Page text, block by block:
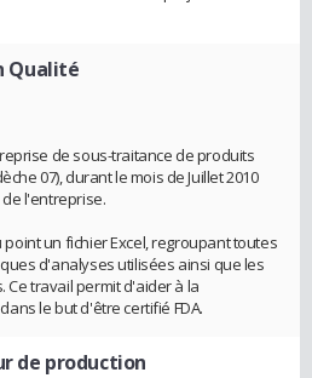
Qualité
de sous-traitance de produits
07), durant le mois de Juillet 2010
l'entreprise.
un fichier Excel, regroupant toutes
d'analyses utilisées ainsi que les
travail permit d'aider à la
le but d'être certifié FDA.
de production